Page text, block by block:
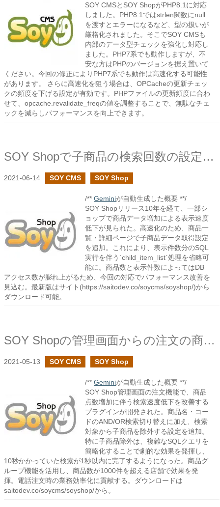
SOY CMSとSOY ShopがPHP8.1に対応
しました。PHP8.1ではstrlen関数にnull
を渡すとエラーになるなど、型の扱いが
厳格化されました。そこでSOY CMSも
内部のデータ型チェックを強化し対応し
ました。PHP7系でも動作しますが、不
安な方はPHPのバージョンを据え置いて
ください。今回の修正によりPHP7系でも動作は高速化する可能性
があります。 さらに高速化を狙う場合は、OPCacheの更新チェッ
クの頻度を下げる設定が有効です。PHPファイルの更新頻度に合わ
せて、opcache.revalidate_freqの値を調整することで、無駄なチェ
ックを減らしパフォーマンスを向上できます。
SOY Shopで子商品の検索回数の設定で高速化
2021-06-14 SOY CMS SOY Shop
/** Geminiが自動生成した概要 **/
SOY Shopリリース10年を経て、一部シ
ョップで商品データ増加による表示速度
低下が見られた。高速化のため、商品一
覧・詳細ページで子商品データ取得設定
を追加。これにより、表示件数分のSQL
実行を伴う`child_item_list`処理を省略可
能に。商品数と表示件数によってはDB
アクセス数が膨れ上がるため、今回の対応でパフォーマンス改善を
見込む。最新版はサイト(https://saitodev.co/soycms/soyshop/)から
ダウンロード可能。
SOY Shopの管理画面からの注文の商品検索の高速化に挑戦
2021-05-13 SOY CMS SOY Shop
/** Geminiが自動生成した概要 **/
SOY Shop管理画面の注文機能で、商品
点数増加に伴う検索速度低下を改善する
プラグインが開発された。商品名・コー
ドのAND/OR検索切り替えに加え、検索
対象から子商品を除外する設定を追加。
特に子商品除外は、複雑なSQLクエリを
簡略化することで劇的な効果を発揮し、
10秒かかっていた検索が1秒以内に完了するようになった。商品グ
ループ機能を活用し、商品数が1000件を超える店舗で効果を発
揮。電話注文時の業務効率化に貢献する。ダウンロードは
saitodev.co/soycms/soyshop/から。